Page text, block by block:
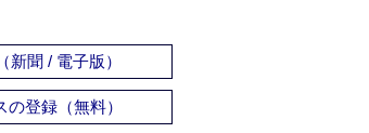
新聞 / 電子版）
の登録（無料）